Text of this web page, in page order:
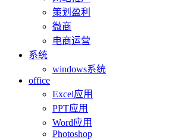
策划盈利
微商
电商运营
系统
windows系统
office
Excel应用
PPT应用
Word应用
Photoshop